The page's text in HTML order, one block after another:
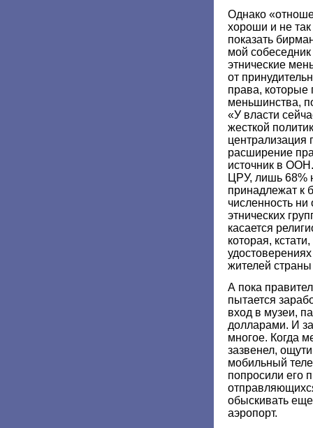
Однако
хороши и не
показать
мой
этнические
от
права, которые
меньшинства,
«У власти
жесткой
централизация
расширение
источник в
ЦРУ, лишь 68%
принадлежат к
численность ни
этнических
касается
которая,
жителей
А пока
пытается
вход в музеи,
долларами. И
многое. Когда
зазвенел,
мобильный
попросили его
обыскивать
аэропорт.